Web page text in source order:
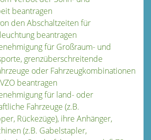
beantragen
den Abschaltzeiten für
beantragen
für Großraum- und
grenzüberschreitende
oder Fahrzeugkombinationen
beantragen
für land- oder
Fahrzeuge (z.B.
Rückezüge), ihre Anhänger,
(z.B. Gabelstapler,